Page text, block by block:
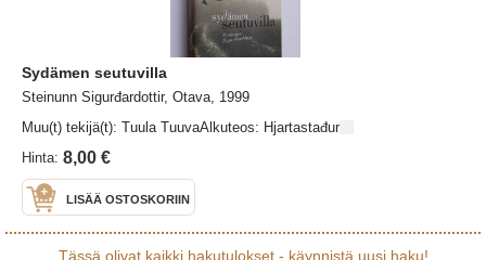
Sydämen seutuvilla
Steinunn Sigurđardottir, Otava, 1999
Muu(t) tekijä(t): Tuula TuuvaAlkuteos: Hjartastađur
Hinta: 8,00 €
LISÄÄ OSTOSKORIIN
Tässä olivat kaikki hakutulokset - käynnistä uusi haku!